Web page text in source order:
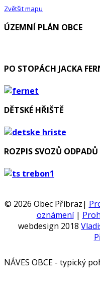
NÁVES OBCE - typický
Zvětšit mapu
ÚZEMNÍ PLÁN OBCE
PO STOPÁCH JACKA
DĚTSKÉ HŘIŠTĚ
ROZPIS SVOZŮ
© 2026 Obec Příbraz|
oznámení|
webdesign 2018